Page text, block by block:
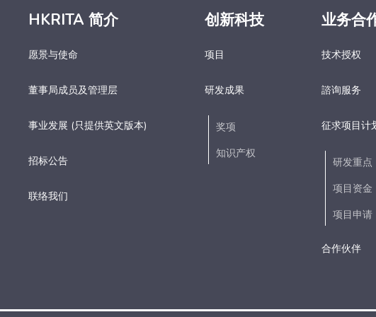
HKRITA 简介
愿景与使命
董事局成员及管理层
事业发展 (只提供英文版本)
招标公告
联络我们
创新科技
项目
研发成果
奖项
知识产权
业务合
技术授权
諮询服务
征求项目计
研发重点​
项目资金​
项目申请​
合作伙伴